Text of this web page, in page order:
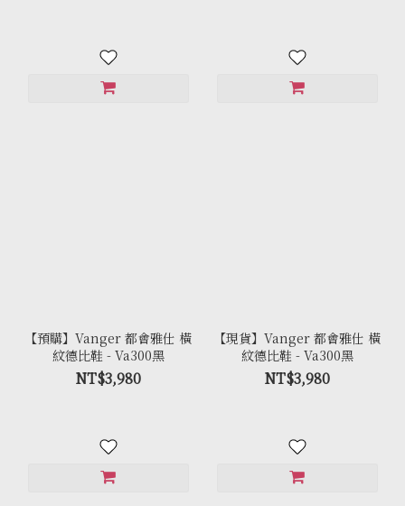
【預購】Vanger 都會雅仕 橫
紋德比鞋 - Va300黑
NT$3,980
【現貨】Vanger 都會雅仕 橫
紋德比鞋 - Va300黑
NT$3,980